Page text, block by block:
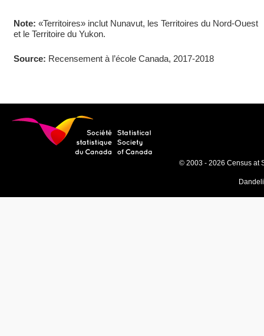
Note: «Territoires» inclut Nunavut, les Territoires du Nord-Ouest
et le Territoire du Yukon.
Source: Recensement à l’école Canada, 2017-2018
© 2003 - 2026 Census at